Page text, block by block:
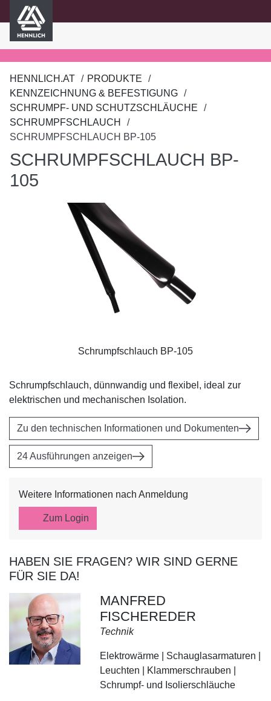
springen
HENNLICH.AT
PRODUKTE
KENNZEICHNUNG & BEFESTIGUNG
SCHRUMPF- UND SCHUTZSCHLÄUCHE
SCHRUMPFSCHLAUCH
SCHRUMPFSCHLAUCH BP-105
SCHRUMPFSCHLAUCH BP-
105
Schrumpfschlauch BP-105
Schrumpfschlauch, dünnwandig und flexibel, ideal zur
elektrischen und mechanischen Isolation.
Zu den technischen Informationen und Dokumenten
24 Ausführungen anzeigen
Weitere Informationen nach Anmeldung
Zum Login
HABEN SIE FRAGEN? WIR SIND GERNE
FÜR SIE DA!
MANFRED
FISCHEREDER
Technik
Elektrowärme | Schauglasarmaturen |
Leuchten | Klammerschrauben |
Schrumpf- und Isolierschläuche